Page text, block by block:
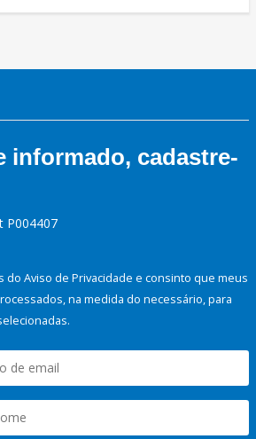
informado, cadastre-
P004407
do Aviso de Privacidade e consinto que meus
na medida do necessário, para